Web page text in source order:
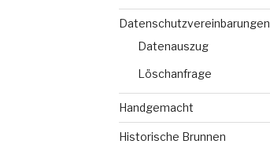
Datenschutzvereinbarungen
Datenauszug
Löschanfrage
Handgemacht
Historische Brunnen